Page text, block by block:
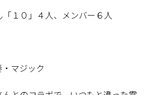
１０」４人、メンバー６人
マジック